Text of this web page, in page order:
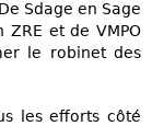
Sdage en Sage
et de VMPO
le robinet des
les efforts côté